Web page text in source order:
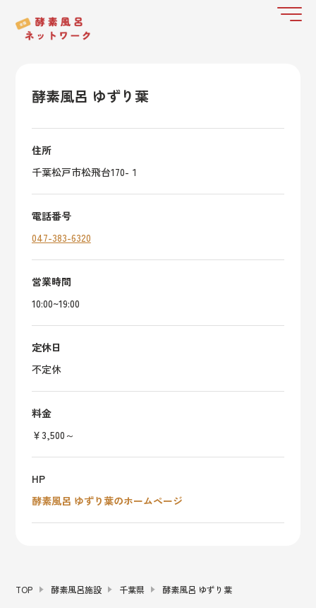
酵素風呂 ゆずり葉
住所
千葉松戸市松飛台170-１
電話番号
047-383-6320
営業時間
10:00~19:00
定休日
不定休
料金
￥3,500～
HP
酵素風呂 ゆずり葉のホームページ
TOP 酵素風呂施設 千葉県 酵素風呂 ゆずり葉